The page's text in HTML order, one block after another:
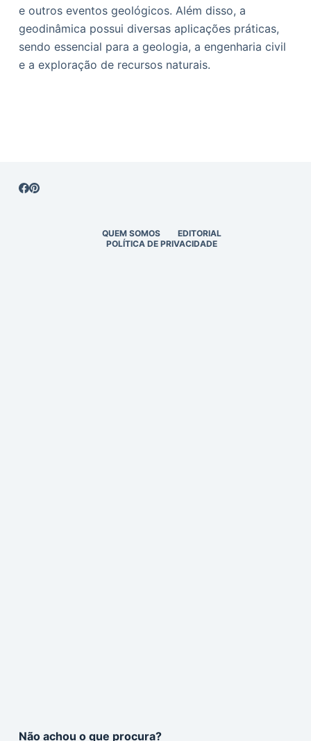
e outros eventos geológicos. Além disso, a
geodinâmica possui diversas aplicações práticas,
sendo essencial para a geologia, a engenharia civil
e a exploração de recursos naturais.
QUEM SOMOS
EDITORIAL
POLÍTICA DE PRIVACIDADE
Não achou o que procura?